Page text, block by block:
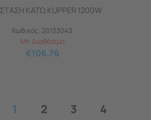
ΚΑΤΩ KUPPER 1200W
Κωδικός: 20133043
Μη Διαθέσιμο
€106.76
1 2 3 4